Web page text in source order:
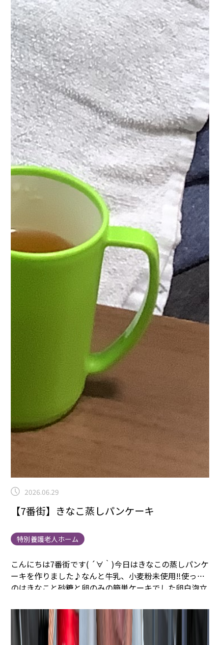
2026.06.29
【7番街】きなこ蒸しパンケーキ
特別養護老人ホーム
こんにちは7番街です( ´∀｀)今日はきなこの蒸しパンケ
ーキを作りました♪ なんと牛乳、小麦粉未使用‼︎使った
のはきなこと砂糖と卵のみの簡単ケーキでした卵白泡立
りますとレシピにありましたが、結構難しく…笑スタッ
フ、入居者、スタッフとかわりばんこでメレンゲを作り
ました
お味の感想は、、 この笑顔(
)簡単で美味し